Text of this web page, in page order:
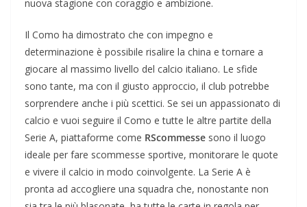
nuova stagione con coraggio e ambizione.
Il Como ha dimostrato che con impegno e
determinazione è possibile risalire la china e tornare a
giocare al massimo livello del calcio italiano. Le sfide
sono tante, ma con il giusto approccio, il club potrebbe
sorprendere anche i più scettici. Se sei un appassionato di
calcio e vuoi seguire il Como e tutte le altre partite della
Serie A, piattaforme come RScommesse sono il luogo
ideale per fare scommesse sportive, monitorare le quote
e vivere il calcio in modo coinvolgente. La Serie A è
pronta ad accogliere una squadra che, nonostante non